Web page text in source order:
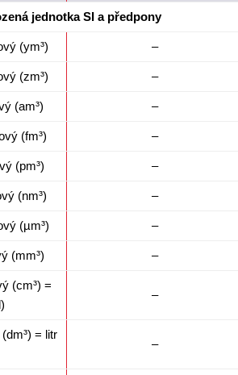
jednotka SI a předpony
(ym³) –
(zm³) –
(am³) –
(fm³) –
(pm³) –
(nm³) –
(µm³) –
(mm³) –
(cm³) =
–
= litr
–